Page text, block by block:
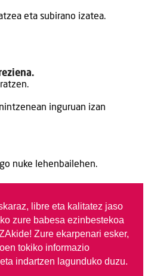
eta subirano izatea.
inguruan izan
nuke lehenbailehen.
libre eta kalitatez jaso
zure babesa ezinbestekoa
Zure ekarpenari esker,
tokiko informazio
indartzen lagunduko duzu.